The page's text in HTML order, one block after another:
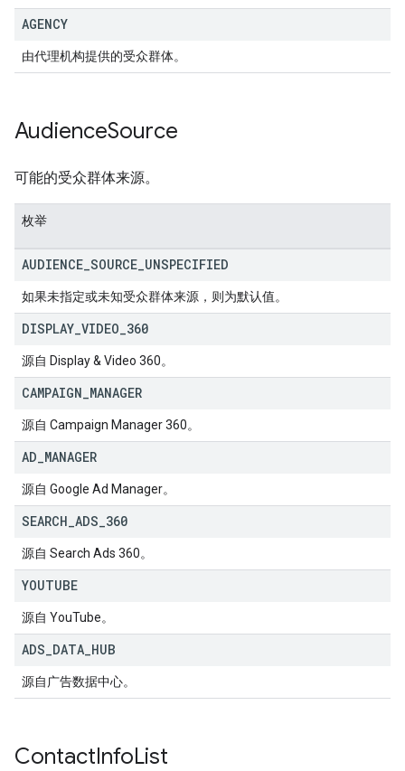
AGENCY
由代理机构提供的受众群体。
AudienceSource
可能的受众群体来源。
枚举
AUDIENCE SOURCE UNSPECIFIED
如果未指定或未知受众群体来源，则为默认值。
DISPLAY VIDEO 360
源自 Display & Video 360。
CAMPAIGN MANAGER
源自 Campaign Manager 360。
AD MANAGER
源自 Google Ad Manager。
SEARCH ADS 360
源自 Search Ads 360。
YOUTUBE
源自 YouTube。
ADS DATA HUB
源自广告数据中心。
ContactInfoList